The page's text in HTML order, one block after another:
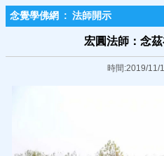
念覺學佛網 : 法師開示
宏圓法師：念
時間:2019/11/